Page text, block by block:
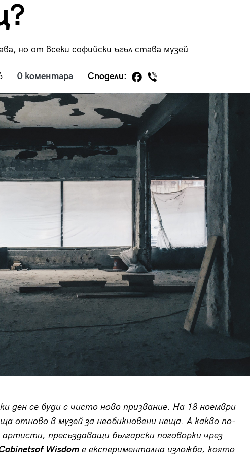
но от всеки софийски ъгъл става музей
0 коментара Сподели:
ден се буди с чисто ново призвание. На 18 ноември
отново в музей за необикновени неща. А какво по-
пресъздаващи български поговорки чрез
of Wisdom е експериментална изложба, която
29